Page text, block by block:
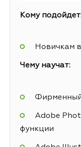
Кому
Новичкам
Чему научат:
Adobe
функции